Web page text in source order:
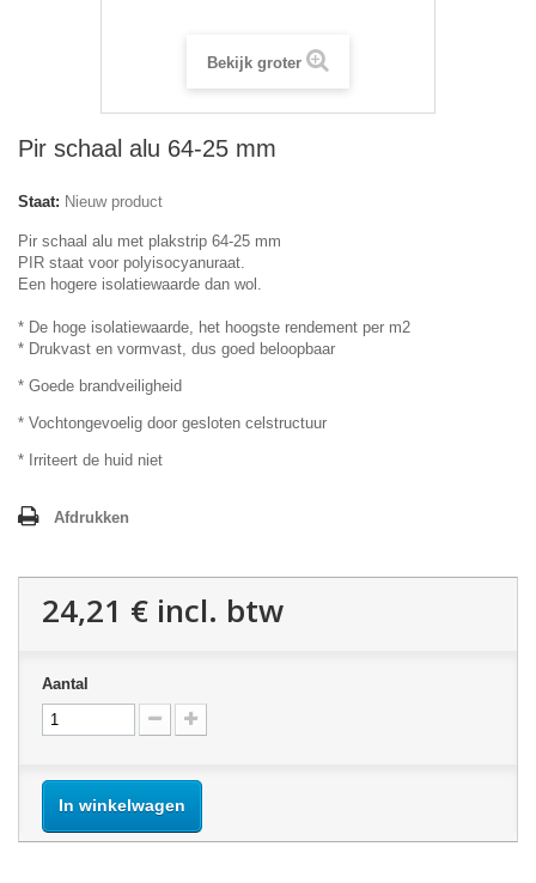
Bekijk groter
Pir schaal alu 64-25 mm
Staat: Nieuw product
Pir schaal alu met plakstrip 64-25 mm
PIR staat voor polyisocyanuraat.
Een hogere isolatiewaarde dan wol.
* De hoge isolatiewaarde, het hoogste rendement per m2
* Drukvast en vormvast, dus goed beloopbaar
* Goede brandveiligheid
* Vochtongevoelig door gesloten celstructuur
* Irriteert de huid niet
Afdrukken
24,21 € incl. btw
Aantal
In winkelwagen